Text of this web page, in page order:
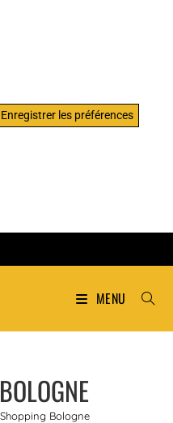
Enregistrer les préférences
MENU
Shopping Bologne